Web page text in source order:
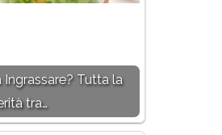
Ingrassare? Tutta la
tra…